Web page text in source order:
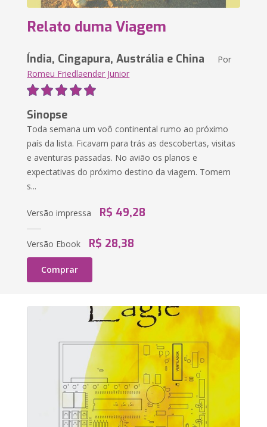
Relato duma Viagem
Índia, Cingapura, Austrália e China Por
Romeu Friedlaender Junior
Sinopse
Toda semana um voô continental rumo ao próximo
país da lista. Ficavam para trás as descobertas, visitas
e aventuras passadas. No avião os planos e
expectativas do próximo destino da viagem. Tomem
s...
Versão impressa R$ 49,28
Versão Ebook R$ 28,38
Comprar